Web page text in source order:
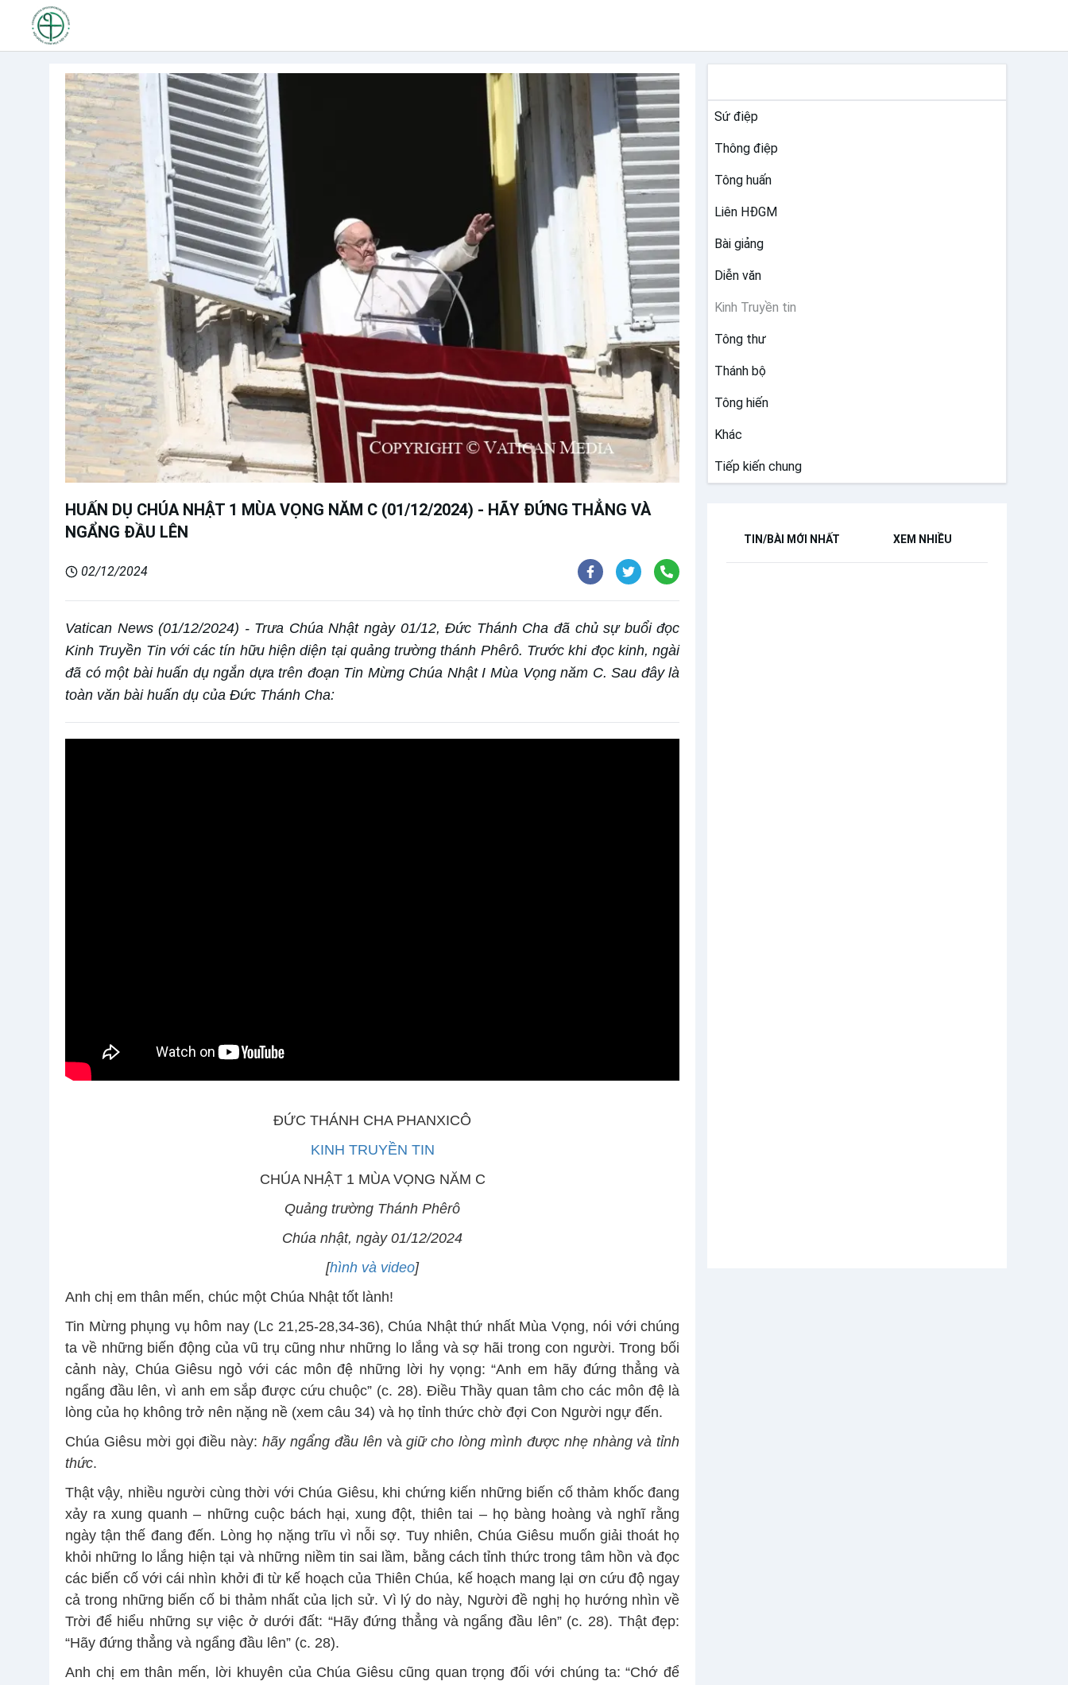
HUẤN DỤ CHÚA NHẬT 1 MÙA VỌNG NĂM C (01/12/2024) - HÃY ĐỨNG THẲNG VÀ
NGẨNG ĐẦU LÊN
02/12/2024
Vatican News (01/12/2024) - Trưa Chúa Nhật ngày 01/12, Đức Thánh Cha đã chủ sự buổi đọc
Kinh Truyền Tin với các tín hữu hiện diện tại quảng trường thánh Phêrô. Trước khi đọc kinh, ngài
đã có một bài huấn dụ ngắn dựa trên đoạn Tin Mừng Chúa Nhật I Mùa Vọng năm C. Sau đây là
toàn văn bài huấn dụ của Đức Thánh Cha:
ĐỨC THÁNH CHA PHANXICÔ
KINH TRUYỀN TIN
CHÚA NHẬT 1 MÙA VỌNG NĂM C
Quảng trường Thánh Phêrô
Chúa nhật, ngày 01/12/2024
[hình và video]
Anh chị em thân mến, chúc một Chúa Nhật tốt lành!
Tin Mừng phụng vụ hôm nay (Lc 21,25-28,34-36), Chúa Nhật thứ nhất Mùa Vọng, nói với chúng
ta về những biến động của vũ trụ cũng như những lo lắng và sợ hãi trong con người. Trong bối
cảnh này, Chúa Giêsu ngỏ với các môn đệ những lời hy vọng: “Anh em hãy đứng thẳng và
ngẩng đầu lên, vì anh em sắp được cứu chuộc” (c. 28). Điều Thầy quan tâm cho các môn đệ là
lòng của họ không trở nên nặng nề (xem câu 34) và họ tỉnh thức chờ đợi Con Người ngự đến.
Chúa Giêsu mời gọi điều này:hãy ngẩng đầu lênvàgiữ cho lòng mình được nhẹ nhàng và tỉnh
thức.
Thật vậy, nhiều người cùng thời với Chúa Giêsu, khi chứng kiến những biến cố thảm khốc đang
xảy ra xung quanh – những cuộc bách hại, xung đột, thiên tai – họ bàng hoàng và nghĩ rằng
ngày tận thế đang đến. Lòng họ nặng trĩu vì nỗi sợ. Tuy nhiên, Chúa Giêsu muốn giải thoát họ
khỏi những lo lắng hiện tại và những niềm tin sai lầm, bằng cách tỉnh thức trong tâm hồn và đọc
các biến cố với cái nhìn khởi đi từ kế hoạch của Thiên Chúa, kế hoạch mang lại ơn cứu độ ngay
cả trong những biến cố bi thảm nhất của lịch sử. Vì lý do này, Người đề nghị họ hướng nhìn về
Trời để hiểu những sự việc ở dưới đất: “Hãy đứng thẳng và ngẩng đầu lên” (c. 28). Thật đẹp:
“Hãy đứng thẳng và ngẩng đầu lên” (c. 28).
Anh chị em thân mến, lời khuyên của Chúa Giêsu cũng quan trọng đối với chúng ta: “Chớ để
Sứ điệp
Thông điệp
Tông huấn
Liên HĐGM
Bài giảng
Diễn văn
Kinh Truyền tin
Tông thư
Thánh bộ
Tông hiến
Khác
Tiếp kiến chung
TIN/BÀI MỚI NHẤT XEM NHIỀU